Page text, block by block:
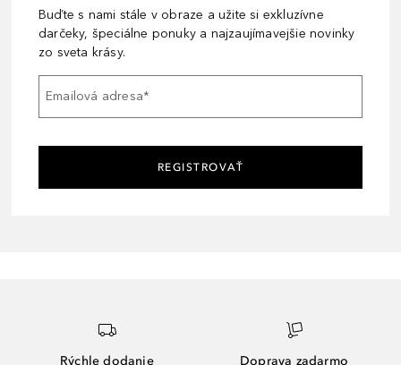
Buďte s nami stále v obraze a užite si exkluzívne
darčeky, špeciálne ponuky a najzaujímavejšie novinky
zo sveta krásy.
Emailová adresa*
REGISTROVAŤ
Rýchle dodanie Doprava zadarmo